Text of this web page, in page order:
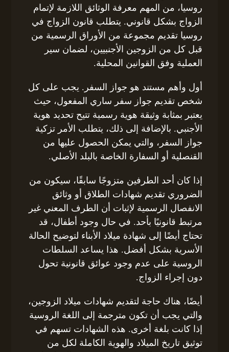
روسيا، من المهم معرفة الوثائق اللازمة لإتمام
الزواج بشكل قانوني. يتطلب قانون الزواج في
روسيا تقديم مجموعة من الأوراق الرسمية من
قبل كل من الزوجين الأجنبيين، لضمان سير
العملية وفق القوانين المحلية.
أول وأهم مستند هو جواز السفر. يجب على كل
شخص تقديم جواز سفر ساري المفعول، حيث
يعتبر بمثابة وثيقة هوية رسمية تتيح تحديد هوية
الأجنبي. بالإضافة إلى ذلك، يتطلب الأمر تزكية
جواز السفر، والتي يمكن الحصول عليها من
القنصلية أو السفارة الخاصة بالبلد الأصلي.
إذا كان أحد الطرفين متزوجًا سابقًا، سيكون من
الضروري تقديم شهادات الطلاق أو وثائق
الانفصال الرسمية لإثبات أن الطرف المعني غير
مرتبط قانونيًا بأحد. في حال وجود أطفال، قد
تحتاج أيضًا إلى شهادة ميلاد الأبناء لتوضيح الحالة
الأسرية بشكل أفضل. هذا يساعد السلطات
الروسية على عدم وجود عوائق قانونية تحول
دون إجراء الزواج.
أيضًا، هناك حاجة لتقديم شهادات ميلاد الزوجين،
والتي يجب أن تكون مترجمة إلى اللغة الروسية
إذا كانت بلغة أخرى. هذه الشهادات تسهم في
توثيق تاريخ الميلاد والهوية الكاملة لكل من